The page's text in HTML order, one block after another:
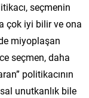
seçmenin
çok iyi bilir ve ona
miyoplaşan
seçmen, daha
politikacının
unutkanlık bile